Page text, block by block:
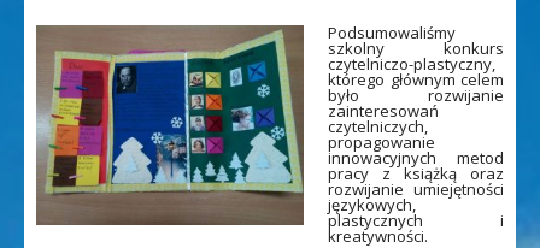
Podsumowaliśmy
szkolny konkurs
czytelniczo-plastyczny,
którego głównym celem
było rozwijanie
zainteresowań
czytelniczych,
propagowanie
innowacyjnych metod
pracy z książką oraz
rozwijanie umiejętności
językowych,
plastycznych i
kreatywności.